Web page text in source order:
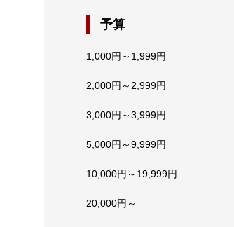
予算
1,000円～1,999円
2,000円～2,999円
3,000円～3,999円
5,000円～9,999円
10,000円～19,999円
20,000円～